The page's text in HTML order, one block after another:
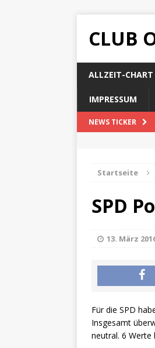
CLUB
ALLZEIT-CHART
IMPRESSUM
NEWS TICKER
Startseite
SPD
13. März
Für die SPD
Insgesamt
neutral. 6 Werte